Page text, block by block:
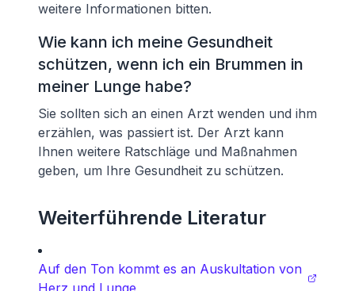
weitere Informationen bitten.
Wie kann ich meine Gesundheit
schützen, wenn ich ein Brummen in
meiner Lunge habe?
Sie sollten sich an einen Arzt wenden und ihm
erzählen, was passiert ist. Der Arzt kann
Ihnen weitere Ratschläge und Maßnahmen
geben, um Ihre Gesundheit zu schützen.
Weiterführende Literatur
Auf den Ton kommt es an Auskultation von
Herz und Lunge